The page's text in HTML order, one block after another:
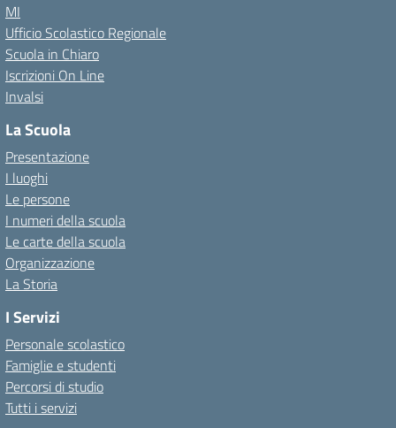
MI
Ufficio Scolastico Regionale
Scuola in Chiaro
Iscrizioni On Line
Invalsi
La Scuola
Presentazione
I luoghi
Le persone
I numeri della scuola
Le carte della scuola
Organizzazione
La Storia
I Servizi
Personale scolastico
Famiglie e studenti
Percorsi di studio
Tutti i servizi